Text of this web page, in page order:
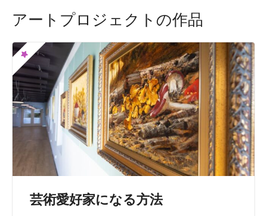
アートプロジェクトの作品
芸術愛好家になる方法